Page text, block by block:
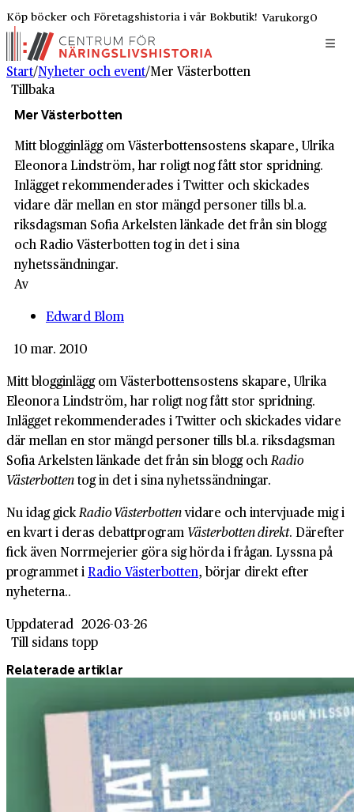
Köp böcker och Företagshistoria i vår Bokbutik! Varukorg0
Start/Nyheter och event/Mer Västerbotten
Tillbaka
Mer Västerbotten
Mitt blogginlägg om Västerbottensostens skapare, Ulrika
Eleonora Lindström, har roligt nog fått stor spridning.
Inlägget rekommenderades i Twitter och skickades
vidare där mellan en stor mängd personer tills bl.a.
riksdagsman Sofia Arkelsten länkade det från sin blogg
och Radio Västerbotten tog in det i sina
nyhetssändningar.
Av
Edward Blom
10 mar. 2010
Mitt blogginlägg om Västerbottensostens skapare, Ulrika
Eleonora Lindström, har roligt nog fått stor spridning.
Inlägget rekommenderades i Twitter och skickades vidare
där mellan en stor mängd personer tills bl.a. riksdagsman
Sofia Arkelsten länkade det från sin blogg ochRadio
Västerbottentog in det i sina nyhetssändningar.
Nu idag gickRadio Västerbottenvidare och intervjuade mig i
en kvart i deras debattprogram Västerbotten direkt. Därefter
fick även Norrmejerier göra sig hörda i frågan. Lyssna på
programmet iRadio Västerbotten, börjar direkt efter
nyheterna..
Uppdaterad 2026-03-26
Till sidans topp
Relaterade artiklar